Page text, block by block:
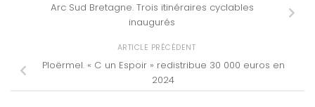
Arc Sud Bretagne. Trois itinéraires cyclables
inaugurés
ARTICLE PRÉCÉDENT
Ploërmel. « C un Espoir » redistribue 30 000 euros en
2024